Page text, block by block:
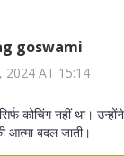
goswami
2024 AT 15:14
सिर्फ कोचिंग नहीं था।
आत्मा बदल जाती।